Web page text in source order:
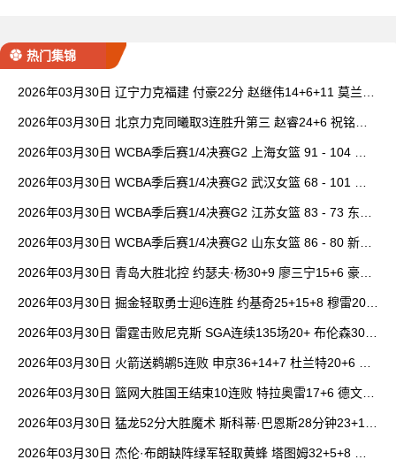
热门集锦
2026年03月30日 辽宁力克福建 付豪22分 赵继伟14+6+11 莫兰德
2026年03月30日 北京力克同曦取3连胜升第三 赵睿24+6 祝铭震1
2026年03月30日 WCBA季后赛1/4决赛G2 上海女篮 91 - 104 四
2026年03月30日 WCBA季后赛1/4决赛G2 武汉女篮 68 - 101 山
2026年03月30日 WCBA季后赛1/4决赛G2 江苏女篮 83 - 73 东莞
2026年03月30日 WCBA季后赛1/4决赛G2 山东女篮 86 - 80 新疆
2026年03月30日 青岛大胜北控 约瑟夫·杨30+9 廖三宁15+6 豪斯
2026年03月30日 掘金轻取勇士迎6连胜 约基奇25+15+8 穆雷20+
2026年03月30日 雷霆击败尼克斯 SGA连续135场20+ 布伦森30分
2026年03月30日 火箭送鹈鹕5连败 申京36+14+7 杜兰特20+6 锡
2026年03月30日 篮网大胜国王结束10连败 特拉奥雷17+6 德文·
2026年03月30日 猛龙52分大胜魔术 斯科蒂·巴恩斯28分钟23+15
2026年03月30日 杰伦·布朗缺阵绿军轻取黄蜂 塔图姆32+5+8 普